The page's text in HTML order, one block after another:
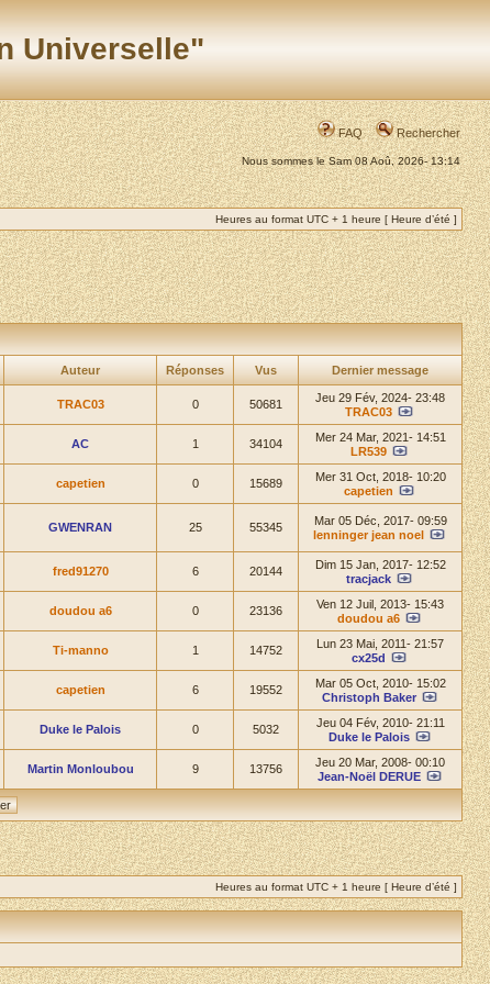
Universelle"
FAQ Rechercher
Nous sommes le Sam 08 Aoû, 2026- 13:14
Heures au format UTC + 1 heure [ Heure d’été ]
Auteur Réponses Vus Dernier message
TRAC03 0 50681
Jeu 29 Fév, 2024- 23:48
TRAC03
AC 1 34104
Mer 24 Mar, 2021- 14:51
LR539
capetien 0 15689
Mer 31 Oct, 2018- 10:20
capetien
GWENRAN 25 55345
Mar 05 Déc, 2017- 09:59
lenninger jean noel
fred91270 6 20144
Dim 15 Jan, 2017- 12:52
tracjack
doudou a6 0 23136
Ven 12 Juil, 2013- 15:43
doudou a6
Ti-manno 1 14752
Lun 23 Mai, 2011- 21:57
cx25d
capetien 6 19552
Mar 05 Oct, 2010- 15:02
Christoph Baker
Duke le Palois 0 5032
Jeu 04 Fév, 2010- 21:11
Duke le Palois
Martin Monloubou 9 13756
Jeu 20 Mar, 2008- 00:10
Jean-Noël DERUE
Heures au format UTC + 1 heure [ Heure d’été ]